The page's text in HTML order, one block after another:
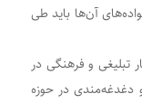
آن‌ها باید طی
و فرهنگی در
در حوزه